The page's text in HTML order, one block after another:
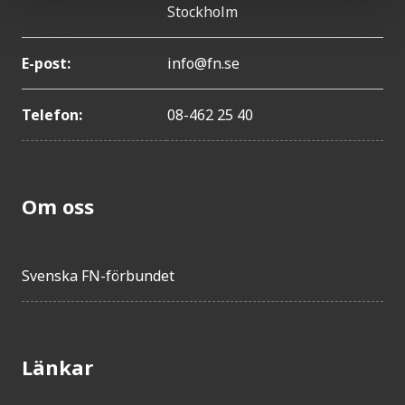
Stockholm
E-post: info@fn.se
Telefon: 08-462 25 40
Om oss
Svenska FN-förbundet
Länkar